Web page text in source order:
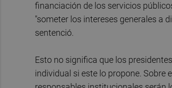
financiación de los servicios
"someter los intereses generales a
sentenció.
Esto no significa que los
individual si este lo propone. Sobre